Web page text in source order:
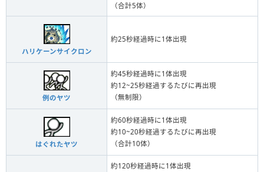
（合計5体）
ハリケーンサイクロン
約25秒経過時に1体出現
例のヤツ
約45秒経過時に1体出現
約12~25秒経過するたびに再出現
（無制限）
はぐれたヤツ
約60秒経過時に1体出現
約10~20秒経過するたびに再出現
（合計10体）
約120秒経過時に1体出現